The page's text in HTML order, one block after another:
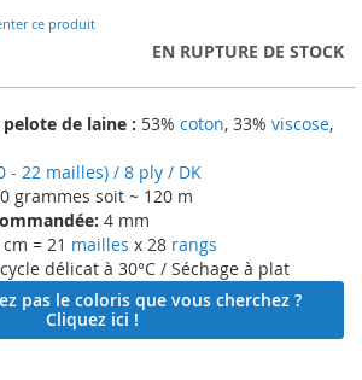
ce produit
EN RUPTURE DE STOCK
de laine : 53% coton, 33% viscose,
- 22 mailles) / 8 ply / DK
grammes soit ~ 120 m
4 mm
= 21 mailles x 28 rangs
délicat à 30°C / Séchage à plat
pas le coloris que vous cherchez ?
Cliquez ici !